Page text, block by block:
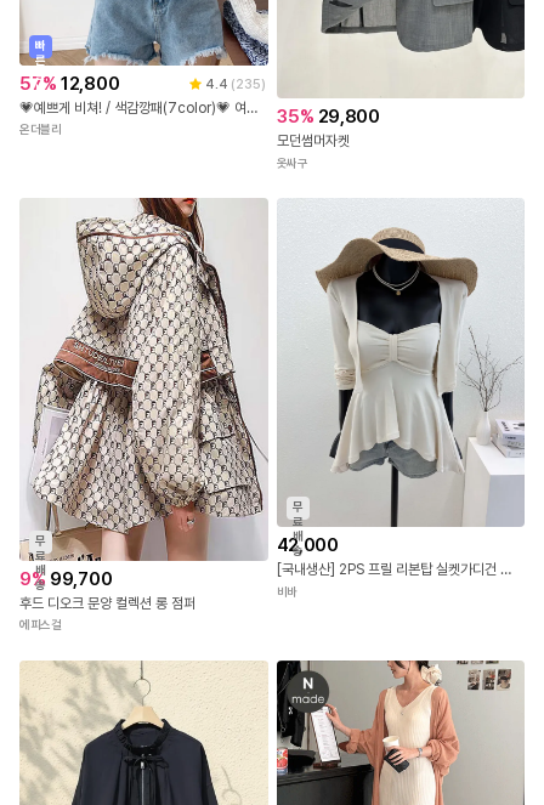
빠
른
출
발
57% 12,800 4.4 (235)
💗예쁘게 비쳐! / 색감깡패(7color)💗 여리 슬림핏 파스텔 얇은 골지 물결 시스루 크롭 가디건 / 남심저격 섹시 데일리 꾸안꾸 썸머 비치가디건 비치웨이 바캉스 호캉스 수영
온더블리
35% 29,800
모던썸머자켓
옷싸구
무
료
배
송
9% 99,700
후드 디오크 문양 컬렉션 롱 점퍼
에피스걸
무
료
배
송
42,000
[국내생산] 2PS 프릴 리본탑 실켓가디건 세트 26SS
비바